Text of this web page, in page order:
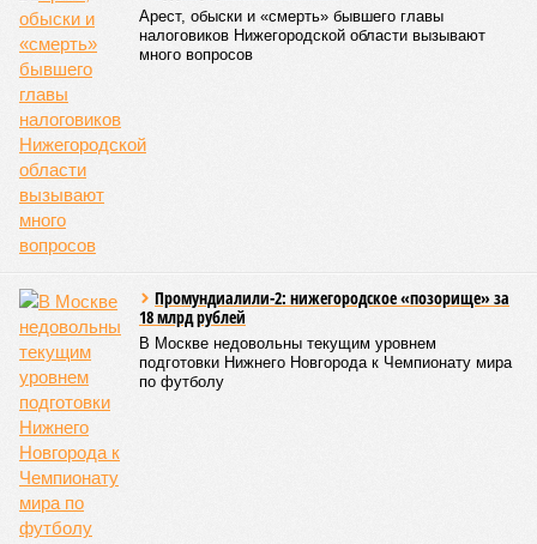
Арест, обыски и «смерть» бывшего главы
налоговиков Нижегородской области вызывают
много вопросов
Промундиалили-2: нижегородское «позорище» за
18 млрд рублей
В Москве недовольны текущим уровнем
подготовки Нижнего Новгорода к Чемпионату мира
по футболу